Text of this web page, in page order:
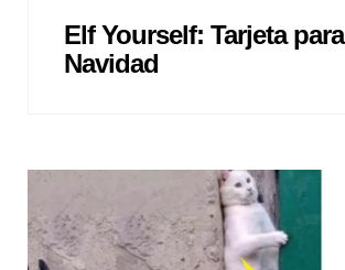
Elf Yourself: Tarjeta para
Navidad